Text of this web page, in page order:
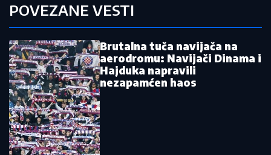
POVEZANE VESTI
Brutalna tuča navijača na
aerodromu: Navijači Dinama i
Hajduka napravili
nezapamćen haos